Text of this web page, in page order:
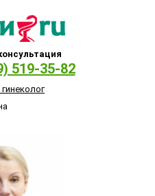
519-35-82